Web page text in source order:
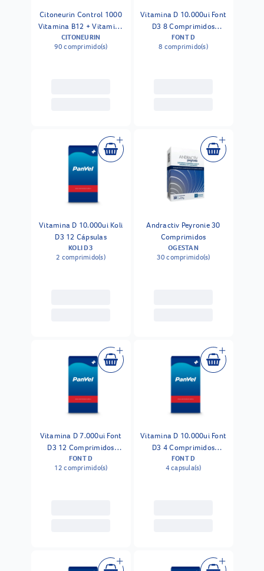
Citoneurin Control 1000
Vitamina B12 + Vitamina
B6 + Vitamina B1 90
Comprimidos Revestidos
CITONEURIN
90 comprimido(s)
Vitamina D 10.000ui Font
D3 8 Comprimidos
Revestidos
FONT D
8 comprimido(s)
Vitamina D 10.000ui Koli
D3 12 Cápsulas
KOLI D3
2 comprimido(s)
Andractiv Peyronie 30
Comprimidos
OGESTAN
30 comprimido(s)
Vitamina D 7.000ui Font
D3 12 Comprimidos
Revestidos
FONT D
12 comprimido(s)
Vitamina D 10.000ui Font
D3 4 Comprimidos
Revestidos
FONT D
4 capsula(s)